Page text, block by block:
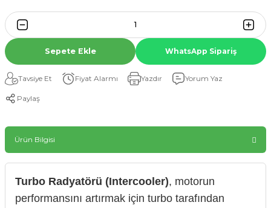
Sepete Ekle WhatsApp Sipariş
Tavsiye Et Fiyat Alarmı Yazdır Yorum Yaz
Paylaş
Ürün Bilgisi
Turbo Radyatörü (Intercooler), motorun
performansını artırmak için turbo tarafından